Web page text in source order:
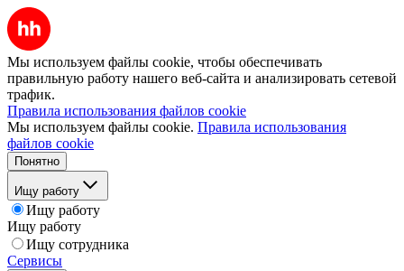
Мы используем файлы cookie, чтобы обеспечивать
правильную работу нашего веб-сайта и анализировать сетевой
трафик.
Правила использования файлов cookie
Мы используем файлы cookie. Правила использования
файлов cookie
Понятно
Ищу работу
Ищу работу
Ищу работу
Ищу сотрудника
Сервисы